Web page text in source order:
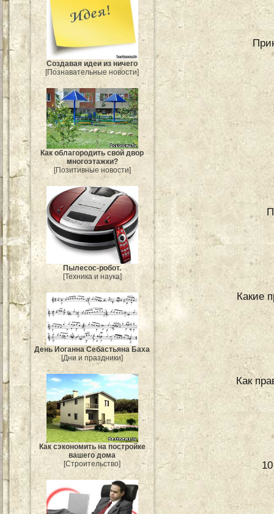
Создавая идеи из ничего
[Познавательные новости]
Как облагородить свой двор
многоэтажки?
[Позитивные новости]
Пылесос-робот.
[Техника и наука]
День Иоганна Себастьяна Баха
[Дни и праздники]
Как сэкономить на постройке
вашего дома
[Строительство]
Какие
Как